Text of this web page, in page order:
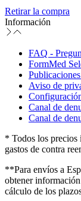
Retirar la compra
Información
FAQ -
FormMed
Aviso de
Canal de
Canal de
* Todos los precios
gastos de contra
**Para envíos a
obtener
cálculo de los